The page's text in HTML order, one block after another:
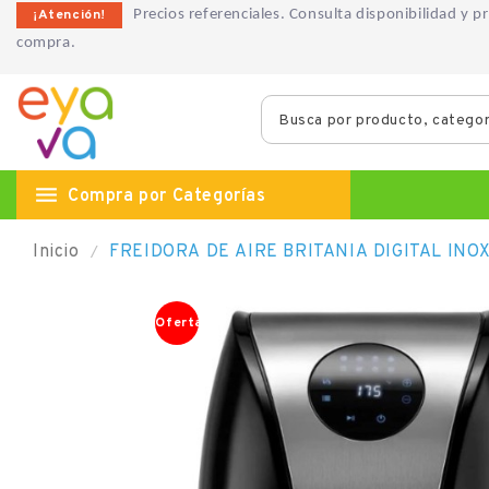
¡Atención!
Precios referenciales. Consulta disponibilidad y
compra.
 Compra por Categorías
Inicio
Oferta